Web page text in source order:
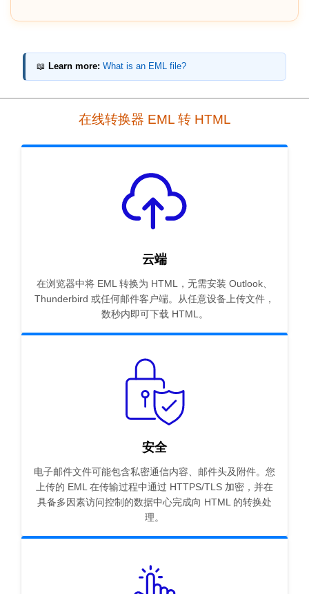
📖 Learn more: What is an EML file?
在线转换器 EML 转 HTML
云端
在浏览器中将 EML 转换为 HTML，无需安装 Outlook、
Thunderbird 或任何邮件客户端。从任意设备上传文件，
数秒内即可下载 HTML。
安全
电子邮件文件可能包含私密通信内容、邮件头及附件。您
上传的 EML 在传输过程中通过 HTTPS/TLS 加密，并在
具备多因素访问控制的数据中心完成向 HTML 的转换处
理。